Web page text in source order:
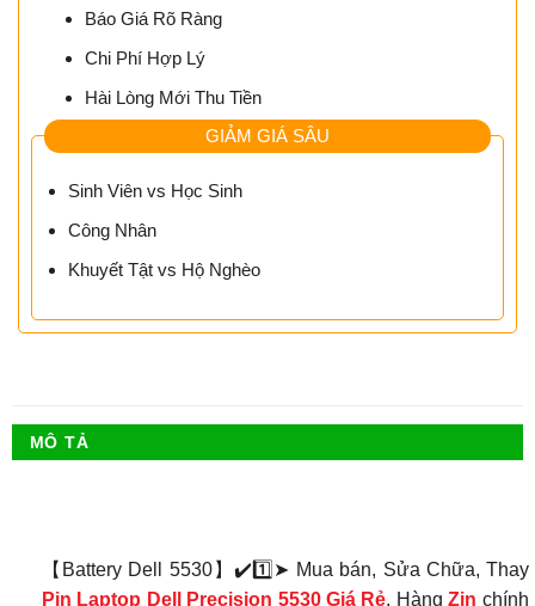
Báo Giá Rõ Ràng
Chi Phí Hợp Lý
Hài Lòng Mới Thu Tiền
GIẢM GIÁ SÂU
Sinh Viên vs Học Sinh
Công Nhân
Khuyết Tật vs Hộ Nghèo
MÔ TẢ
【Battery Dell 5530】✔️1️⃣➤ Mua bán, Sửa Chữa, Thay
Pin Laptop Dell Precision 5530 Giá Rẻ. HàngZin chính